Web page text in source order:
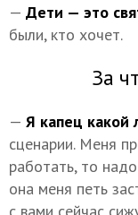
— Дети — это
были, кто хочет.
За
— Я капец какой
сценарии. Меня
работать, то
она меня петь